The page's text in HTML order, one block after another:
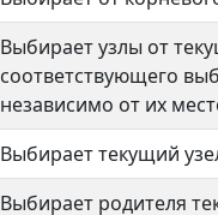
Выбирает узлы от
соответствующего
независимо от их
Выбирает текущий
Выбирает родителя